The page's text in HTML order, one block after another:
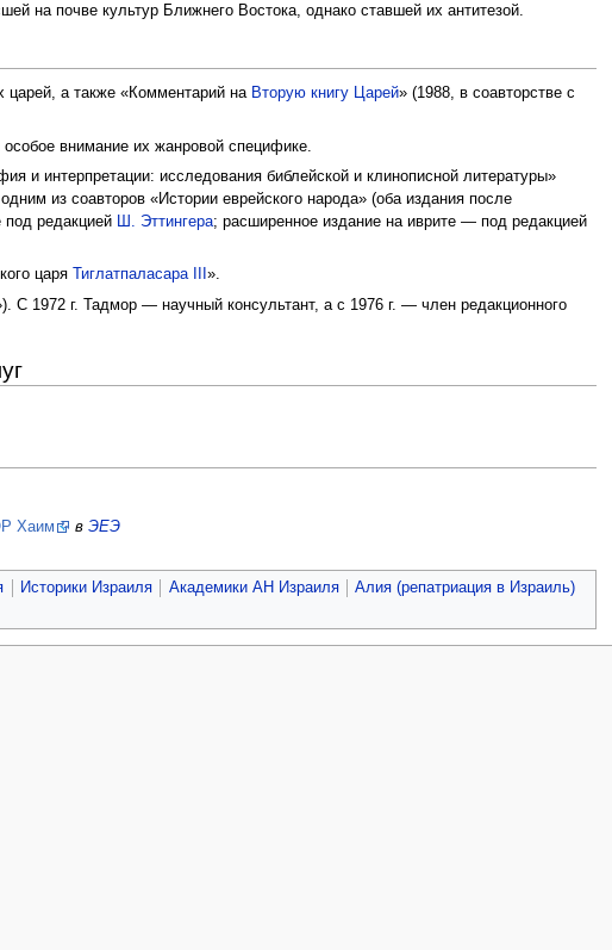
на почве культур Ближнего Востока, однако ставшей их антитезой.
царей, а также «Комментарий на Вторую книгу Царей» (1988, в соавторстве с
внимание их жанровой специфике.
и интерпретации: исследования библейской и клинописной литературы»
из соавторов «Истории еврейского народа» (оба издания после
редакцией Ш. Эттингера; расширенное издание на иврите — под редакцией
царя
Тиглатпаласара III».
С 1972 г. Тадмор — научный консультант, а с 1976 г. — член редакционного
Хаим в ЭЕЭ
Историки Израиля Академики АН Израиля
Алия (репатриация в Израиль)